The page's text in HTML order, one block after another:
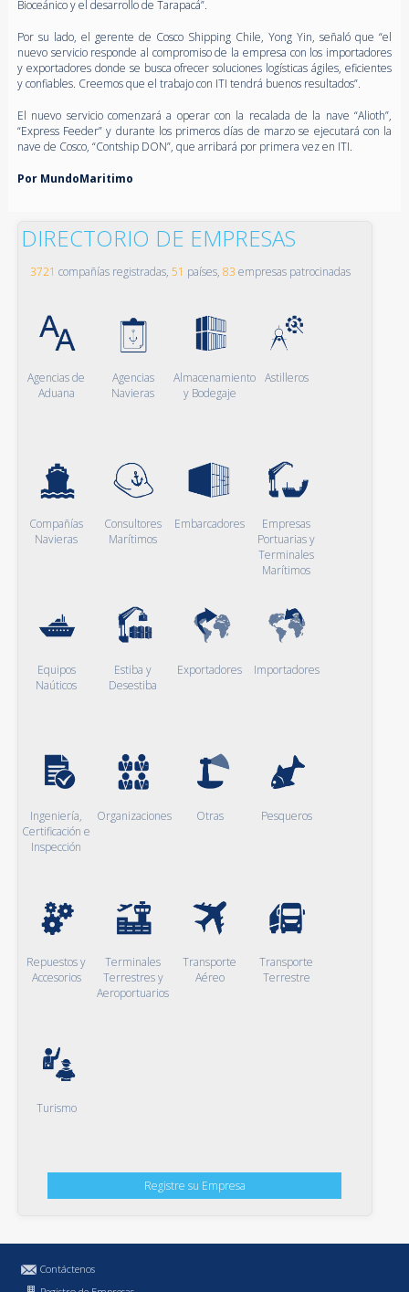
Bioceánico y el desarrollo de Tarapacá”.
Por su lado, el gerente de Cosco Shipping Chile, Yong Yin, señaló que “el
nuevo servicio responde al compromiso de la empresa con los importadores
y exportadores donde se busca ofrecer soluciones logísticas ágiles, eficientes
y confiables. Creemos que el trabajo con ITI tendrá buenos resultados”.
El nuevo servicio comenzará a operar con la recalada de la nave “Alioth”,
“Express Feeder” y durante los primeros días de marzo se ejecutará con la
nave de Cosco, “Contship DON”, que arribará por primera vez en ITI.
Por MundoMaritimo
DIRECTORIO DE EMPRESAS
3721 compañías registradas, 51 países, 83 empresas patrocinadas
Agencias de
Aduana
Agencias
Navieras
Almacenamiento
y Bodegaje
Astilleros
Compañías
Navieras
Consultores
Marítimos
Embarcadores
Empresas
Portuarias y
Terminales
Marítimos
Equipos
Naúticos
Estiba y
Desestiba
Exportadores Importadores
Ingeniería,
Certificación e
Inspección
Organizaciones Otras Pesqueros
Repuestos y
Accesorios
Terminales
Terrestres y
Aeroportuarios
Transporte
Aéreo
Transporte
Terrestre
Turismo
Registre su Empresa
Contáctenos